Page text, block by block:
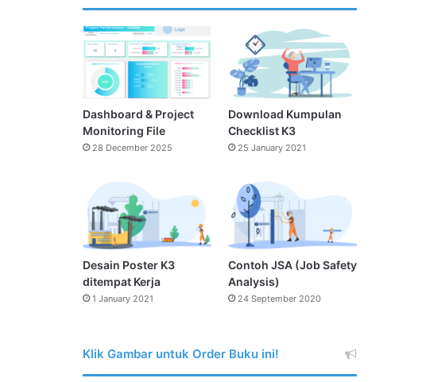
Dashboard & Project
Monitoring File
28 December 2025
Download Kumpulan
Checklist K3
25 January 2021
Desain Poster K3
ditempat Kerja
1 January 2021
Contoh JSA (Job Safety
Analysis)
24 September 2020
Klik Gambar untuk Order Buku ini!